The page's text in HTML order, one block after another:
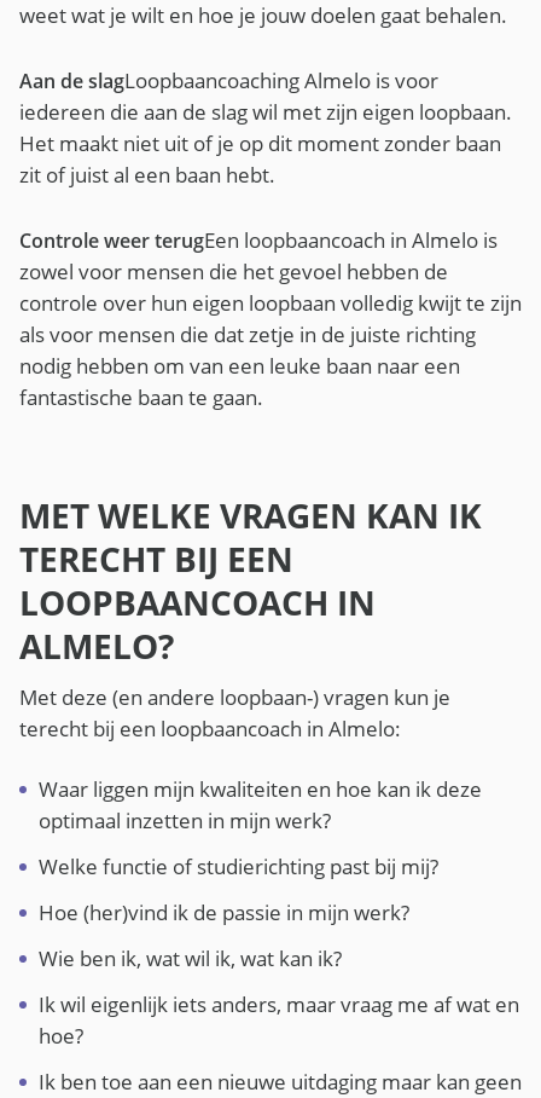
weet wat je wilt en hoe je jouw doelen gaat behalen.
Aan de slagLoopbaancoaching Almelo is voor
iedereen die aan de slag wil met zijn eigen loopbaan.
Het maakt niet uit of je op dit moment zonder baan
zit of juist al een baan hebt.
Controle weer terugEen loopbaancoach in Almelo is
zowel voor mensen die het gevoel hebben de
controle over hun eigen loopbaan volledig kwijt te zijn
als voor mensen die dat zetje in de juiste richting
nodig hebben om van een leuke baan naar een
fantastische baan te gaan.
MET WELKE VRAGEN KAN IK
TERECHT BIJ EEN
LOOPBAANCOACH IN
ALMELO?
Met deze (en andere loopbaan-) vragen kun je
terecht bij een loopbaancoach in Almelo:
Waar liggen mijn kwaliteiten en hoe kan ik deze
optimaal inzetten in mijn werk?
Welke functie of studierichting past bij mij?
Hoe (her)vind ik de passie in mijn werk?
Wie ben ik, wat wil ik, wat kan ik?
Ik wil eigenlijk iets anders, maar vraag me af wat en
hoe?
Ik ben toe aan een nieuwe uitdaging maar kan geen